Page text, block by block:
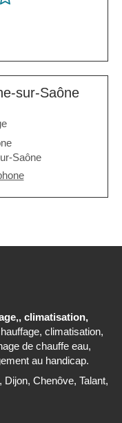
sur-Saône
Saône
climatisation,
climatisation,
de chauffe eau,
au handicap.
Dijon, Chenôve, Talant,